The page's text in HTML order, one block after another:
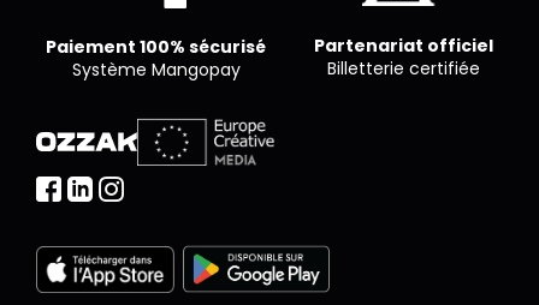
Paiement 100% sécurisé
Système Mangopay
Partenariat officiel
Billetterie certifiée